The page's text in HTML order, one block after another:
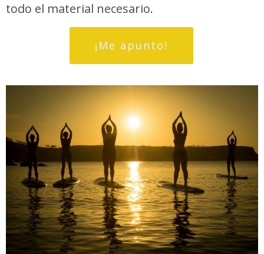
todo el material necesario.
¡Me apunto!